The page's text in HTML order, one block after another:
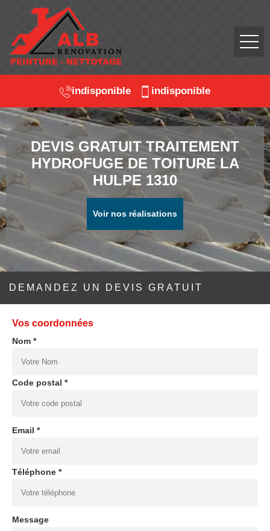
indisponible indisponible
DEVIS GRATUIT TRAITEMENT
HYDROFUGE DE TOITURE LA
HULPE 1310
Voir nos réalisations
DEMANDEZ UN DEVIS GRATUIT
Vos coordonnées
Nom *
Code postal *
Email *
Téléphone *
Message